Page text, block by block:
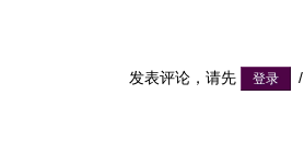
发表评论，请先 /